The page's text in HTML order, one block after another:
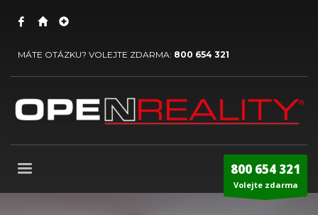
MÁTE OTÁZKU? VOLEJTE ZDARMA: 800 654 321
800 654 321
Volejte zdarma